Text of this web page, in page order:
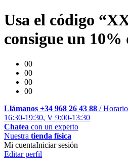
Usa el código
consigue un 10%
00
00
00
00
Llámanos +34 968 26 43 88 /
16:30-19:30, V 9:00-13:30
Chatea con un experto
Nuestra tienda física
Mi cuentaIniciar sesión
Editar perfil